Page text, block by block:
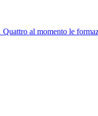
Quattro al momento le